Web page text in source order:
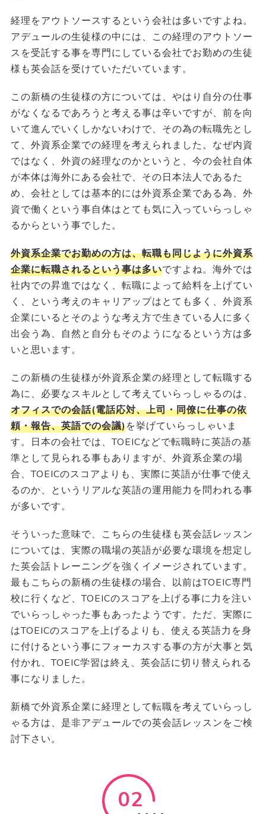
経理をアウトソースするという会社は多いですよね。
アデュールの生徒様の中には、この経理のアウトソー
スを受託する事を専門にしている会社でお勤めの生徒
様も英会話を受けていただいています。
この新橋の生徒様の方については、やはり自分の仕事
がなくなるであろうと考える事は辛いですが、前を向
いて進んでいくしかないわけで、その為の転職先とし
て、外資系企業での経理を考えられました。なぜ内資
ではなく、外資の経理なのかというと、今の会社自体
が本体は海外にある会社で、その日本法人であるた
め、会社としては基本的には外資系企業である為、外
資で働くという事自体はとても気に入っていらっしゃ
るからという事でした。
外資系企業でお勤めの方は、転職も同じように外資系
企業に転職されるという事は多いですよね。海外では
社内での昇進ではなく、転職によって給料を上げてい
く、という考えのキャリアップはとても多く、外資系
企業にいるとそのような考え方で生きている人に多く
出会う為、自然と自分もそのようになるという方は多
いと思います。
この新橋の生徒様が外資系企業の経理として転職する
為に、必要なスキルとして考えていらっしゃるのは、
オフィスでの会話(電話応対、上司・同僚に仕事の依
頼・報告、英語での会議)を挙げていらっしゃいま
す。日本の会社では、TOEICなどで転職時に英語の基
準として見られる事もありますが、外資系企業の場
合、TOEICのスコアよりも、実際に英語が仕事で使え
るのか、というリアルな英語の運用能力を問われる事
が多いです。
そういった意味で、こちらの生徒様も英会話レッスン
については、実際の職場の英語が必要な環境を想定し
た英会話トレーニングを強くイメージされています。
最もこちらの新橋の生徒様の場合、以前はTOEIC専門
校に行くなど、TOEICのスコアを上げる事に力を注い
でいらっしゃった事もあったようです。ただ、実際に
はTOEICのスコアを上げるよりも、使える英語力を身
に付けるという事にフォーカスする事の方が大事と気
付かれ、TOEIC学習は終え、英会話に切り替えられる
事になりました。
新橋で外資系企業に経理として転職を考えていらっし
ゃる方は、是非アデュールでの英会話レッスンをご検
討下さい。
02